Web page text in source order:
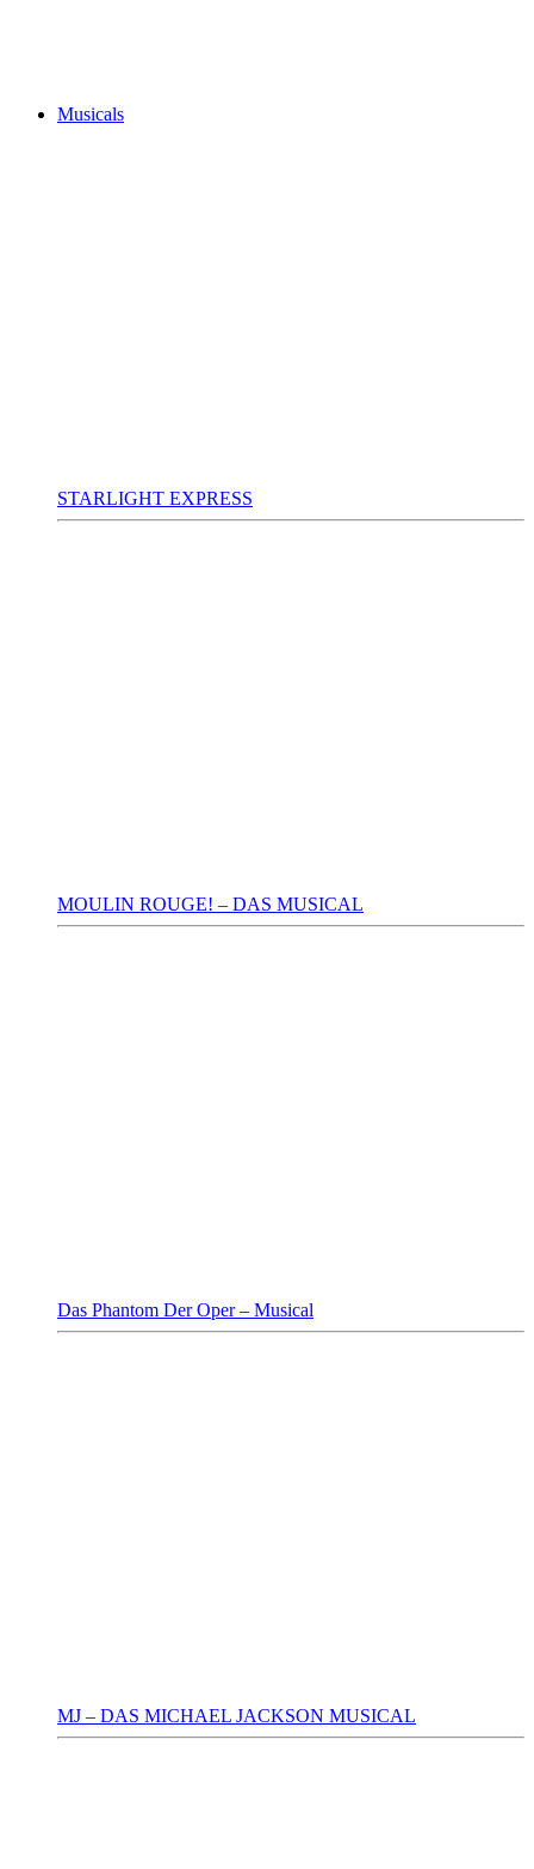
Musicals
STARLIGHT EXPRESS
MOULIN ROUGE! – DAS MUSICAL
Das Phantom Der Oper – Musical
MJ – DAS MICHAEL JACKSON MUSICAL